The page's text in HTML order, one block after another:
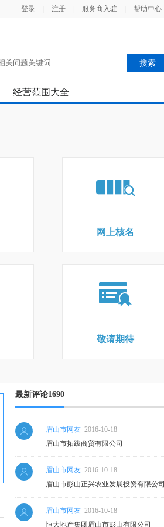
登录 注册 服务商入驻 帮助中心
经营范围大全
网上核名
敬请期待
最新评论1690
眉山市网友 2016-10-18
眉山市拓跋商贸有限公司
眉山市网友 2016-10-18
眉山市彭山正兴农业发展投资有限公司
眉山市网友 2016-10-18
恒大地产集团眉山市彭山有限公司